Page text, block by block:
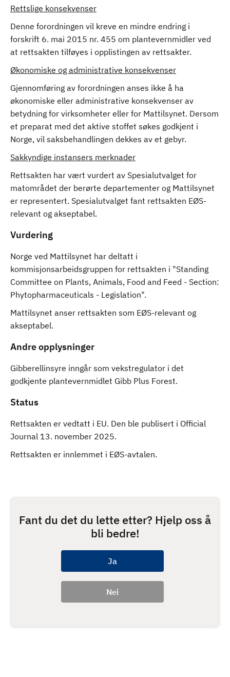
Rettslige konsekvenser
Denne forordningen vil kreve en mindre endring i
forskrift 6. mai 2015 nr. 455 om plantevernmidler ved
at rettsakten tilføyes i opplistingen av rettsakter.
Økonomiske og administrative konsekvenser
Gjennomføring av forordningen anses ikke å ha
økonomiske eller administrative konsekvenser av
betydning for virksomheter eller for Mattilsynet. Dersom
et preparat med det aktive stoffet søkes godkjent i
Norge, vil saksbehandlingen dekkes av et gebyr.
Sakkyndige instansers merknader
Rettsakten har vært vurdert av Spesialutvalget for
matområdet der berørte departementer og Mattilsynet
er representert. Spesialutvalget fant rettsakten EØS-
relevant og akseptabel.
Vurdering
Norge ved Mattilsynet har deltatt i
kommisjonsarbeidsgruppen for rettsakten i "Standing
Committee on Plants, Animals, Food and Feed - Section:
Phytopharmaceuticals - Legislation".
Mattilsynet anser rettsakten som EØS-relevant og
akseptabel.
Andre opplysninger
Gibberellinsyre inngår som vekstregulator i det
godkjente plantevernmidlet Gibb Plus Forest.
Status
Rettsakten er vedtatt i EU. Den ble publisert i Official
Journal 13. november 2025.
Rettsakten er innlemmet i EØS-avtalen.
Fant du det du lette etter? Hjelp oss å
bli bedre!